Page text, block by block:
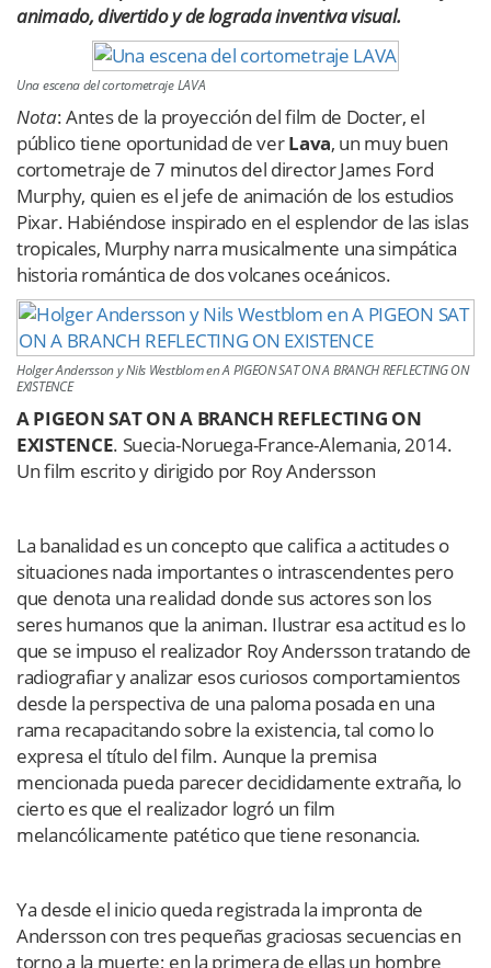
animado, divertido y de lograda inventiva visual.
Una escena del cortometraje LAVA
Nota: Antes de la proyección del film de Docter, el
público tiene oportunidad de verLava, un muy buen
cortometraje de 7 minutos del director James Ford
Murphy, quien es el jefe de animación de los estudios
Pixar. Habiéndose inspirado en el esplendor de las islas
tropicales, Murphy narra musicalmente una simpática
historia romántica de dos volcanes oceánicos.
Holger Andersson y Nils Westblom en A PIGEON SAT ON A BRANCH REFLECTING ON
EXISTENCE
A PIGEON SAT ON A BRANCH REFLECTING ON
EXISTENCE. Suecia-Noruega-France-Alemania, 2014.
Un film escrito y dirigido por Roy Andersson
La banalidad es un concepto que califica a actitudes o
situaciones nada importantes o intrascendentes pero
que denota una realidad donde sus actores son los
seres humanos que la animan. Ilustrar esa actitud es lo
que se impuso el realizador Roy Andersson tratando de
radiografiar y analizar esos curiosos comportamientos
desde la perspectiva de una paloma posada en una
rama recapacitando sobre la existencia, tal como lo
expresa el título del film. Aunque la premisa
mencionada pueda parecer decididamente extraña, lo
cierto es que el realizador logró un film
melancólicamente patético que tiene resonancia.
Ya desde el inicio queda registrada la impronta de
Andersson con tres pequeñas graciosas secuencias en
torno a la muerte; en la primera de ellas un hombre